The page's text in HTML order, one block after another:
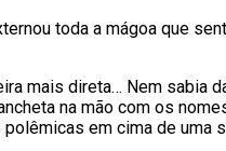
toda a mágoa que
mais direta… Nem sabia
na mão com os
em cima de uma